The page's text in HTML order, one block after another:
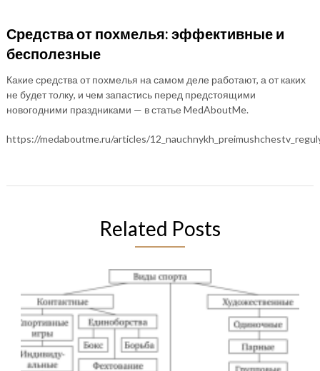
Средства от похмелья: эффективные и
бесполезные
Какие средства от похмелья на самом деле работают, а от каких
не будет толку, и чем запастись перед предстоящими
новогодними праздниками — в статье MedAboutMe.
https://medaboutme.ru/articles/
Related Posts